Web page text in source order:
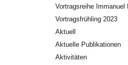
Vortragsreihe Immanuel
Vortragsfrühling 2023
Aktuell
Aktuelle Publikationen
Aktivitäten